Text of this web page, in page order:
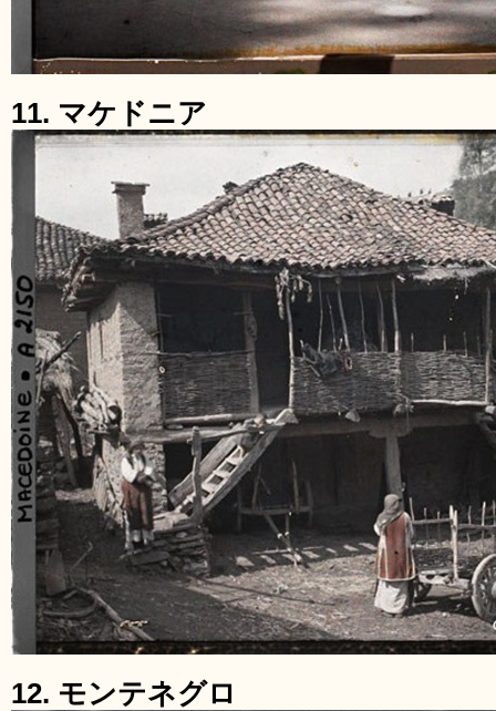
11. マケドニア
12. モンテネグロ